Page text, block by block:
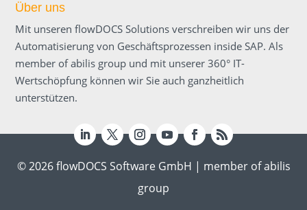
Über uns
Mit unseren flowDOCS Solutions verschreiben wir uns der
Automatisierung von Geschäftsprozessen inside SAP. Als
member of abilis group und mit unserer 360° IT-
Wertschöpfung können wir Sie auch ganzheitlich
unterstützen.
© 2026 flowDOCS Software GmbH | member of abilis
group